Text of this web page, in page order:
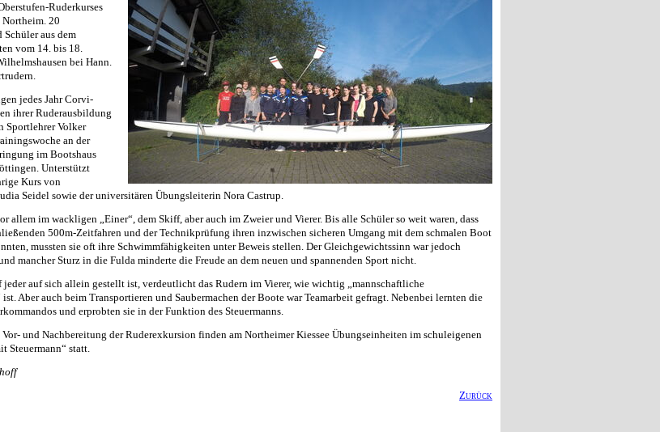
Ruderkurses
20
aus dem
vom 14. bis 18.
bei Hann.
jedes Jahr Corvi-
ihrer Ruderausbildung
Sportlehrer Volker
an der
im Bootshaus
Unterstützt
Kurs von
Seidel sowie der universitären Übungsleiterin Nora Castrup.
allem im wackligen „Einer“, dem Skiff, aber auch im Zweier und Vierer. Bis alle Schüler so weit waren, dass
500m-Zeitfahren und der Technikprüfung ihren inzwischen sicheren Umgang mit dem schmalen Boot
mussten sie oft ihre Schwimmfähigkeiten unter Beweis stellen. Der Gleichgewichtssinn war jedoch
mancher Sturz in die Fulda minderte die Freude an dem neuen und spannenden Sport nicht.
auf sich allein gestellt ist, verdeutlicht das Rudern im Vierer, wie wichtig „mannschaftliche
ist. Aber auch beim Transportieren und Saubermachen der Boote war Teamarbeit gefragt. Nebenbei lernten die
und erprobten sie in der Funktion des Steuermanns.
und Nachbereitung der Ruderexkursion finden am Northeimer Kiessee Übungseinheiten im schuleigenen
Steuermann“ statt.
Zurück